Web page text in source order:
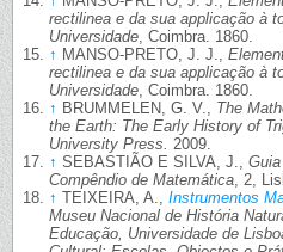
rectilinea e da sua applicação à
Universidade , Coimbra. 1860.
↑ MANSO-PRETO, J. J.,
rectilinea e da sua applicação à
Universidade , Coimbra. 1860.
↑ BRUMMELEN, G. V., The
the Earth: The Early History of
University Press.
2009.
↑ SEBASTIÃO E SILVA, J.,
Compêndio de Matemática , 2,
↑ TEIXEIRA, A., Instrumentos
Museu Nacional de História
Educação, Universidade de